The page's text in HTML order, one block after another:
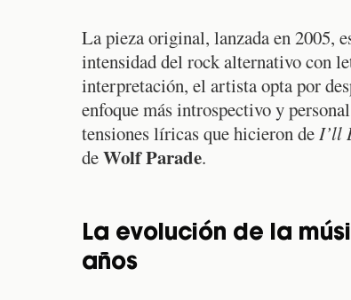
La pieza original, lanzada en 2005,
intensidad del rock alternativo con
interpretación, el artista opta por
enfoque más introspectivo y
tensiones líricas que hicieron deI’ll
deWolf Parade.
La evolución de la
años